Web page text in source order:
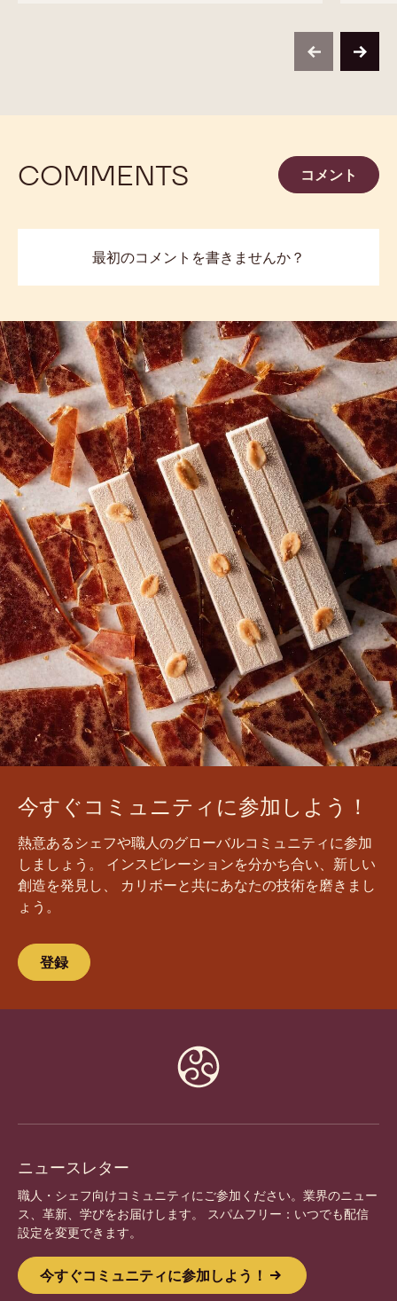
previousnext
COMMENTS コメント
最初のコメントを書きませんか？
今すぐコミュニティに参加しよう！
熱意あるシェフや職人のグローバルコミュニティに参加
しましょう。 インスピレーションを分かち合い、新しい
創造を発見し、 カリボーと共にあなたの技術を磨きまし
ょう。
登録
ニュースレター
職人・シェフ向けコミュニティにご参加ください。業界のニュー
ス、革新、学びをお届けします。 スパムフリー：いつでも配信
設定を変更できます。
今すぐコミュニティに参加しよう！